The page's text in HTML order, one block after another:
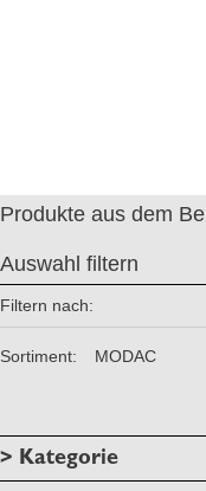
Produkte aus dem
Auswahl filtern
Filtern nach:
Sortiment: MODAC
> Kategorie